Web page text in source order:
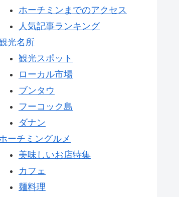
ホーチミンまでのアクセス
人気記事ランキング
光名所
観光スポット
ローカル市場
ブンタウ
フーコック島
ダナン
ーチミングルメ
美味しいお店特集
カフェ
麺料理